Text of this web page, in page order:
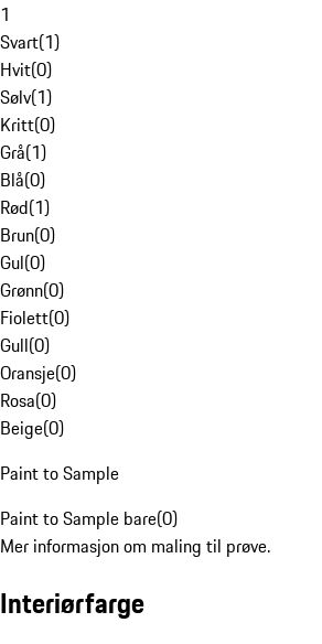
1
Svart(1)
Hvit(0)
Sølv(1)
Kritt(0)
Grå(1)
Blå(0)
Rød(1)
Brun(0)
Gul(0)
Grønn(0)
Fiolett(0)
Gull(0)
Oransje(0)
Rosa(0)
Beige(0)
Paint to Sample
Paint to Sample bare(0)
Mer informasjon om maling til prøve.
Interiørfarge